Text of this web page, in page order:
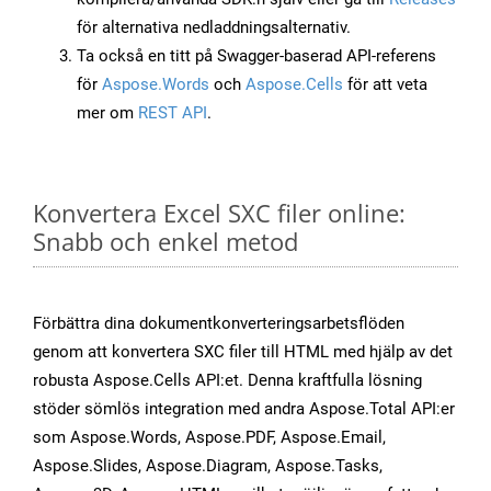
för alternativa nedladdningsalternativ.
Ta också en titt på Swagger-baserad API-referens
för Aspose.Words och Aspose.Cells för att veta
mer om REST API.
Konvertera Excel SXC filer online:
Snabb och enkel metod
Förbättra dina dokumentkonverteringsarbetsflöden
genom att konvertera SXC filer till HTML med hjälp av det
robusta Aspose.Cells API:et. Denna kraftfulla lösning
stöder sömlös integration med andra Aspose.Total API:er
som Aspose.Words, Aspose.PDF, Aspose.Email,
Aspose.Slides, Aspose.Diagram, Aspose.Tasks,